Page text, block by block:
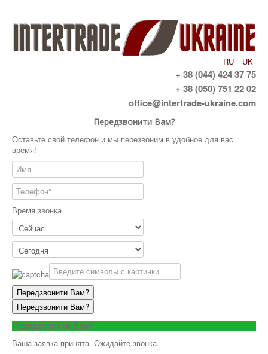
RU UK
+ 38 (044) 424 37 75
+ 38 (050) 751 22 02
office@intertrade-ukraine.com
Передзвонити Вам?
Оставьте свой телефон и мы перезвоним в удобное для вас
время!
Время звонка
Передзвонити Вам?
Передзвонити Вам?
Передзвонити Вам?
Ваша заявка принята. Ожидайте звонка.